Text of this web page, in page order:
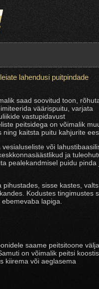
lahendusi puitpindade
saad soovitud toon,
väärispuitu, varjata
vastupidavust
peitsidega on võimalik
ning kaitsta puitu kahjurite
või
ja
pealekandmisel puidu pinda
sisse kastes,
Kodustes tingimustes
lapiga.
saame peitsitoone välja
on võimalik peitsi
kiirema või aeglasema